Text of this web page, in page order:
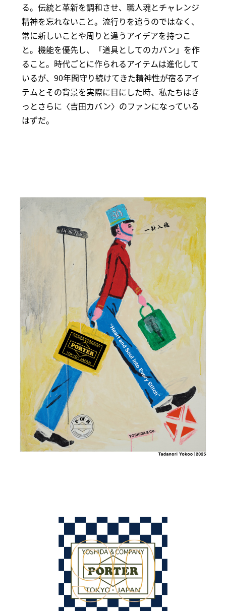
る。伝統と革新を調和させ、職人魂とチャレンジ
精神を忘れないこと。流行りを追うのではなく、
常に新しいことや周りと違うアイデアを持つこ
と。機能を優先し、「道具としてのカバン」を作
ること。時代ごとに作られるアイテムは進化して
いるが、90年間守り続けてきた精神性が宿るアイ
テムとその背景を実際に目にした時、私たちはき
っとさらに〈吉田カバン〉のファンになっている
はずだ。